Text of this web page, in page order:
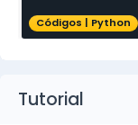
Códigos | Python
Tutorial